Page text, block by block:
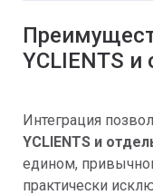
YCLIENTS
Интеграция
YCLIENTS и
едином,
практически